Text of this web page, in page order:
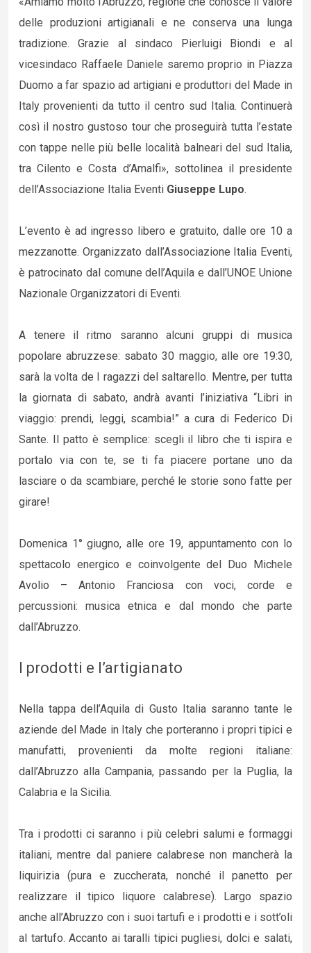
delle produzioni artigianali e ne conserva una lunga
tradizione. Grazie al sindaco Pierluigi Biondi e al
vicesindaco Raffaele Daniele saremo proprio in Piazza
Duomo a far spazio ad artigiani e produttori del Made in
Italy provenienti da tutto il centro sud Italia. Continuerà
così il nostro gustoso tour che proseguirà tutta l’estate
con tappe nelle più belle località balneari del sud Italia,
tra Cilento e Costa d’Amalfi», sottolinea il presidente
dell’Associazione Italia Eventi Giuseppe Lupo.
L’evento è ad ingresso libero e gratuito, dalle ore 10 a
mezzanotte. Organizzato dall’Associazione Italia Eventi,
è patrocinato dal comune dell’Aquila e dall’UNOE Unione
Nazionale Organizzatori di Eventi.
A tenere il ritmo saranno alcuni gruppi di musica
popolare abruzzese: sabato 30 maggio, alle ore 19:30,
sarà la volta de I ragazzi del saltarello. Mentre, per tutta
la giornata di sabato, andrà avanti l’iniziativa “Libri in
viaggio: prendi, leggi, scambia!” a cura di Federico Di
Sante. Il patto è semplice: scegli il libro che ti ispira e
portalo via con te, se ti fa piacere portane uno da
lasciare o da scambiare, perché le storie sono fatte per
girare!
Domenica 1° giugno, alle ore 19, appuntamento con lo
spettacolo energico e coinvolgente del Duo Michele
Avolio – Antonio Franciosa con voci, corde e
percussioni: musica etnica e dal mondo che parte
dall’Abruzzo.
I prodotti e l’artigianato
Nella tappa dell’Aquila di Gusto Italia saranno tante le
aziende del Made in Italy che porteranno i propri tipici e
manufatti, provenienti da molte regioni italiane:
dall’Abruzzo alla Campania, passando per la Puglia, la
Calabria e la Sicilia.
Tra i prodotti ci saranno i più celebri salumi e formaggi
italiani, mentre dal paniere calabrese non mancherà la
liquirizia (pura e zuccherata, nonché il panetto per
realizzare il tipico liquore calabrese). Largo spazio
anche all’Abruzzo con i suoi tartufi e i prodotti e i sott’oli
al tartufo. Accanto ai taralli tipici pugliesi, dolci e salati,